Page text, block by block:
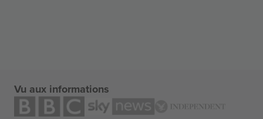
Vu aux informations